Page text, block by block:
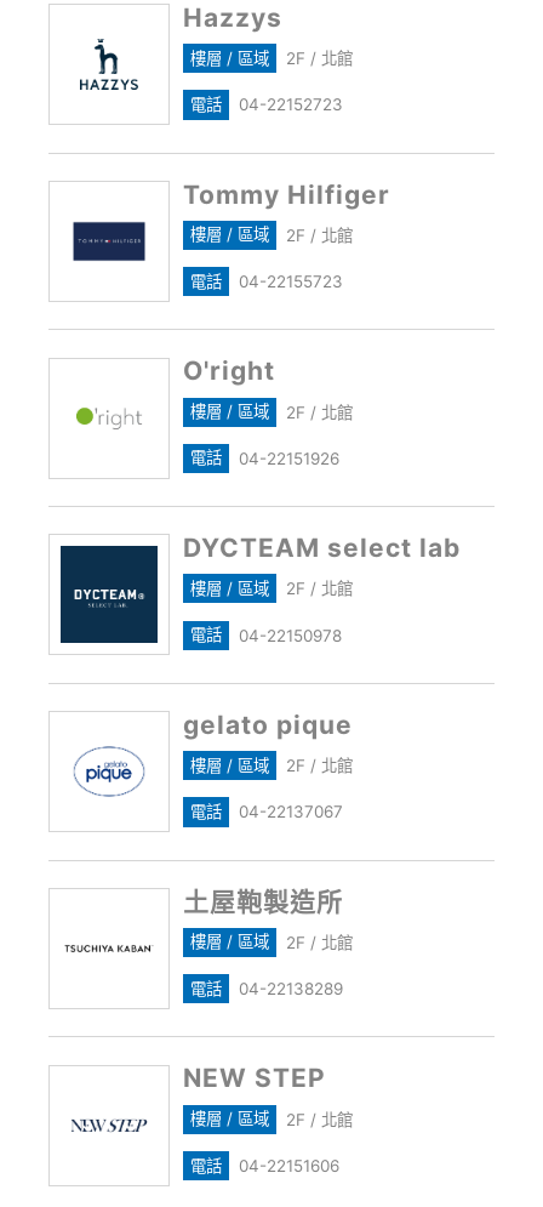
Hazzys
樓層 / 區域 2F / 北館
電話 04-22152723
Tommy Hilfiger
樓層 / 區域 2F / 北館
電話 04-22155723
O'right
樓層 / 區域 2F / 北館
電話 04-22151926
DYCTEAM select lab
樓層 / 區域 2F / 北館
電話 04-22150978
gelato pique
樓層 / 區域 2F / 北館
電話 04-22137067
土屋鞄製造所
樓層 / 區域 2F / 北館
電話 04-22138289
NEW STEP
樓層 / 區域 2F / 北館
電話 04-22151606